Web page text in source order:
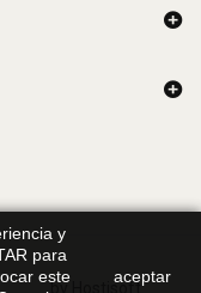
y
para
este
aceptar
by Hostisoft